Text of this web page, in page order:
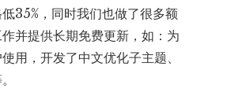
35%，同时我们也做了很多额
并提供长期免费更新，如：为
用，开发了中文优化子主题、